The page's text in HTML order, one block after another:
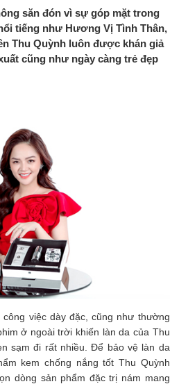
săn đón vì sự góp mặt trong
tiếng như Hương Vị Tình Thân,
Thu Quỳnh luôn được khán giả
cũng như ngày càng trẻ đẹp
việc dày đặc, cũng như thường
ở ngoài trời khiến làn da của Thu
sạm đi rất nhiều. Để bảo vệ làn da
kem chống nắng tốt Thu Quỳnh
dòng sản phẩm đặc trị nám mang